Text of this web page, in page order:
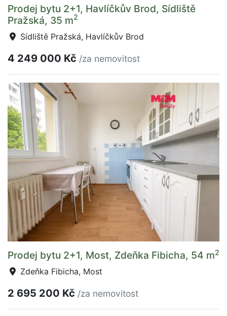
Prodej bytu 2+1, Havlíčkův Brod, Sídliště
Pražská, 35 m2
Sídliště Pražská, Havlíčkův Brod
4 249 000 Kč /za nemovitost
Prodej bytu 2+1, Most, Zdeňka Fibicha, 54 m2
Zdeňka Fibicha, Most
2 695 200 Kč /za nemovitost